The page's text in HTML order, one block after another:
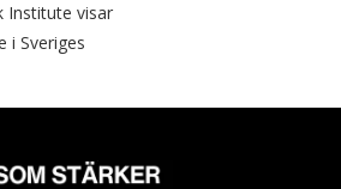
Institute visar
i Sveriges